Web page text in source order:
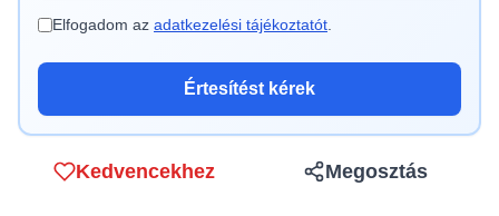
Elfogadom az adatkezelési tájékoztatót
Értesítést kérek
Kedvencekhez Megosztás